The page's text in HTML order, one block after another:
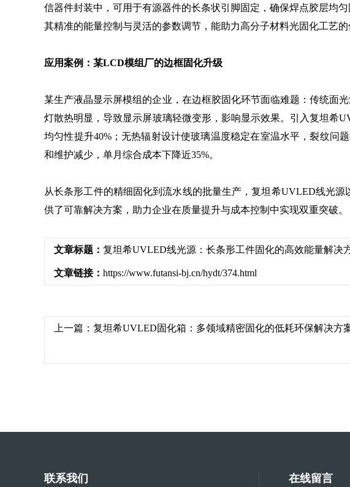
信器件封装中，可用于有源器件的长条状引脚固定，确保焊点胶层均
其精准的能量控制与灵活的参数调节，能助力高分子材料光固化工艺的
应用案例：某LCD模组厂的边框固化升级
某生产液晶显示屏模组的企业，在边框胶固化环节面临难题：传统面
灯散热明显，导致显示屏玻璃轻微变形，影响显示效果。引入复坦希
均匀性提升40%；无热辐射设计使玻璃温度稳定在室温水平，裂纹问
和维护减少，单月综合成本下降近35%。
从长条形工件的精细固化到流水线的批量生产，复坦希UVLED线光
供了可靠解决方案，助力企业在质量提升与成本控制中实现双重突破。
文章标题： 复坦希UVLED线光源：长条形工件固化的高效能量解决
文章链接： https://www.futansi-bj.cn/hydt/374.html
上一篇： 复坦希UVLED固化箱：多领域精密固化的低耗环保解决方
联系我们 在线留言